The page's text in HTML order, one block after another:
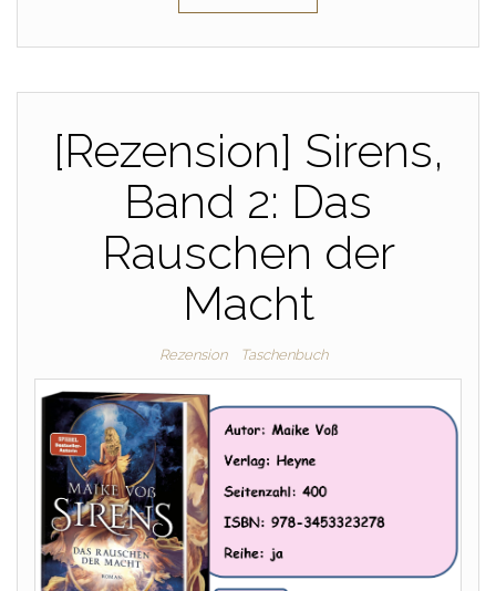
[Rezension] Sirens,
Band 2: Das
Rauschen der
Macht
Rezension Taschenbuch